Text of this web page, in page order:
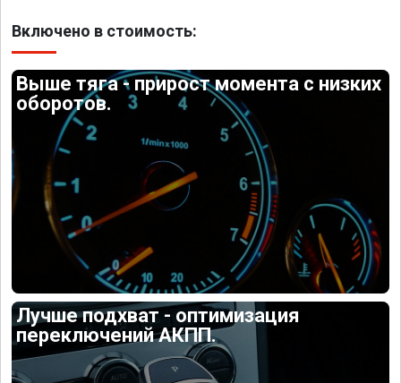
Включено в стоимость:
Выше тяга - прирост момента с низких
оборотов.
Лучше подхват - оптимизация
переключений АКПП.